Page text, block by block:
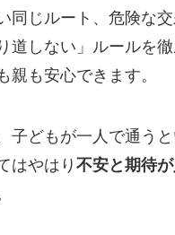
同じルート、危険な交
道しない」ルールを
親も安心できます。
子どもが一人で通う
はやはり不安と期待